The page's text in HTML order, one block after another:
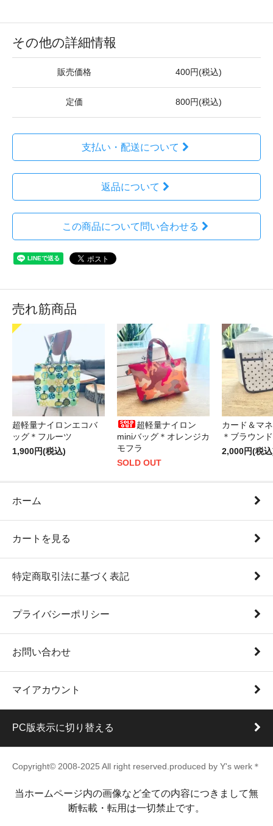
その他の詳細情報
販売価格 400円(税込)
定価 800円(税込)
支払い・配送について
返品について
この商品について問い合わせる
売れ筋商品
超軽量ナイロンエコバ
ッグ＊フルーツ
1,900円(税込)
超軽量ナイロン
miniバッグ＊オレンジカ
モフラ
SOLD OUT
カード＆マ
＊ブラウン
2,000円(税
ホーム
カートを見る
特定商取引法に基づく表記
プライバシーポリシー
お問い合わせ
マイアカウント
PC版表示に切り替える
Copyright© 2008-2025 All right reserved.produced by Y's werk＊
当ホームページ内の画像など全ての内容につきまして無
断転載・転用は一切禁止です。